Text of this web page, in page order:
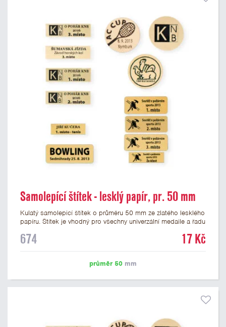
Samolepící štítek - lesklý papír, pr. 50 mm
Kulatý samolepicí štítek o průměru 50 mm ze zlatého lesklého
papíru. Štítek je vhodný pro všechny univerzální medaile a řadu
mm. Na štítek je možné vytisknout logo nebo text dle vašeho
674 17 Kč
průměr 50 mm